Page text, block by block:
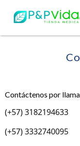
Contáctenos por
(+57) 3182194633
(+57) 3332740095